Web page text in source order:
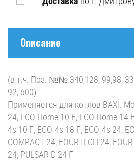
Описание
(в т.ч. Поз. №№ 340,128, 99,98,
92, 600)
Применяется для котлов BAXI.
24, ECO Home 10 F, ECO Home 14
4s 10 F, ECO-4s 18 F, ECO-4s 24,
COMPACT 24, FOURTECH 24,
24, PULSAR D 24 F